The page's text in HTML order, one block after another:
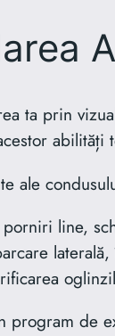
ta prin
ale
line,
program